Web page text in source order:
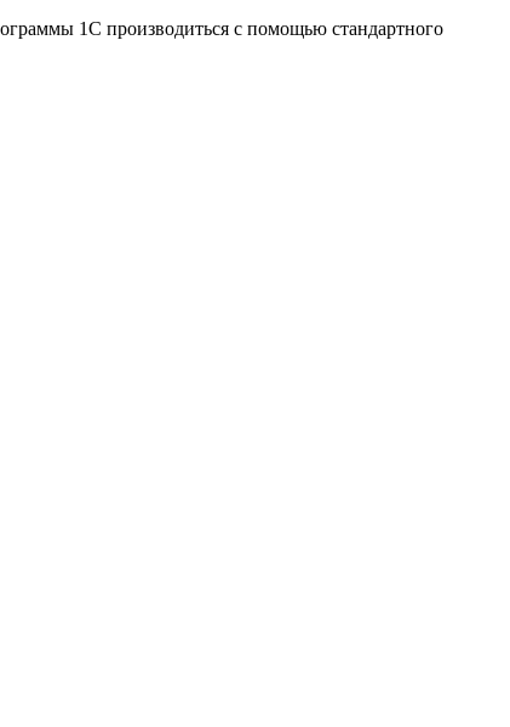
1С производиться с помощью стандартного